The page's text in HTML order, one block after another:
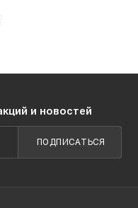
и новостей
ПОДПИСАТЬСЯ